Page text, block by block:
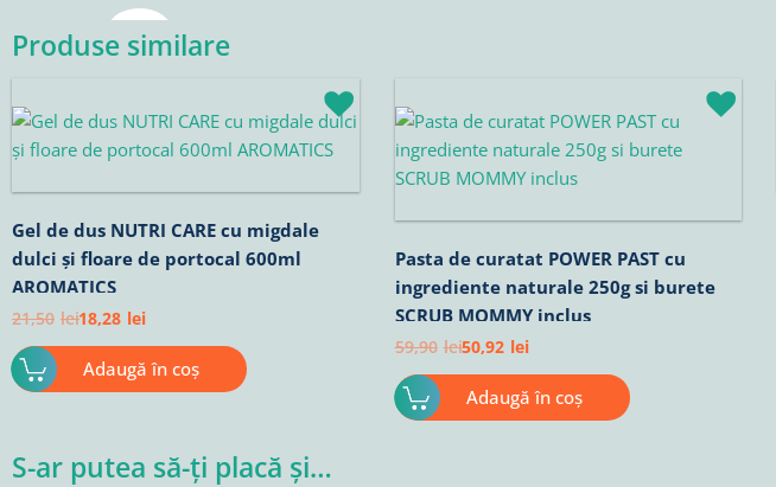
Produse similare
Gel de dus NUTRI CARE cu migdale
dulci și floare de portocal 600ml
AROMATICS
21,50 lei
a
fost:
21,50lei.
18,28 lei
este:
18,28lei.
Adaugă în coș
Pasta de curatat POWER PAST cu
ingrediente naturale 250g si burete
SCRUB MOMMY inclus
59,90 lei
a
fost:
59,90lei.
50,92 lei
este:
50,92lei.
Adaugă în coș
S-ar putea să-ți placă și…